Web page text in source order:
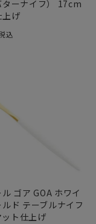
ターナイフ） 17cm
上げ
込
ゴア GOA ホワイ
ルド テーブルナイフ
ト仕上げ